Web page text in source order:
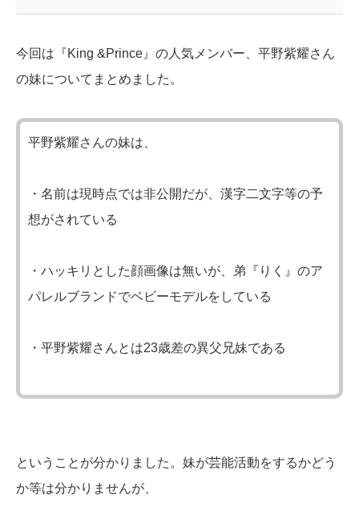
今回は『King &Prince』の人気メンバー、平野紫耀さん
の妹についてまとめました。
平野紫耀さんの妹は、
・名前は現時点では非公開だが、漢字二文字等の予
想がされている
・ハッキリとした顔画像は無いが、弟『りく』のア
パレルブランドでベビーモデルをしている
・平野紫耀さんとは23歳差の異父兄妹である
ということが分かりました。妹が芸能活動をするかどう
か等は分かりませんが、